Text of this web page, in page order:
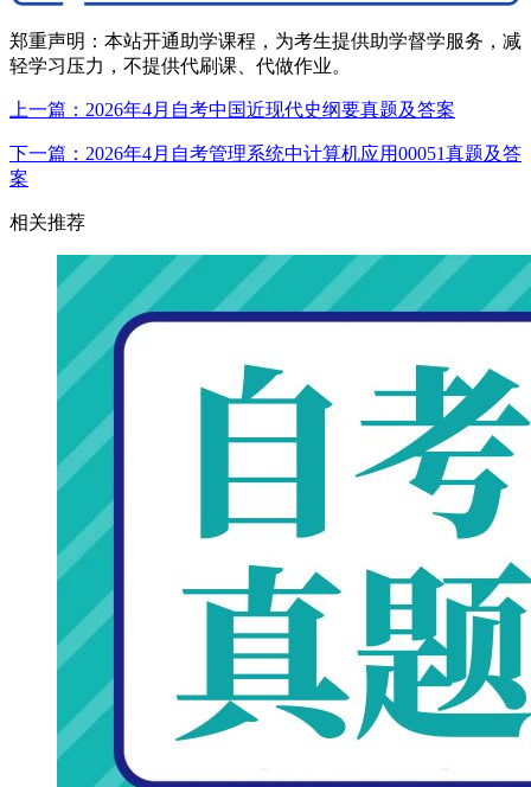
郑重声明：本站开通助学课程，为考生提供助学督学服务，减
轻学习压力，不提供代刷课、代做作业。
上一篇：2026年4月自考中国近现代史纲要真题及答案
下一篇：2026年4月自考管理系统中计算机应用00051真题及答
案
相关推荐